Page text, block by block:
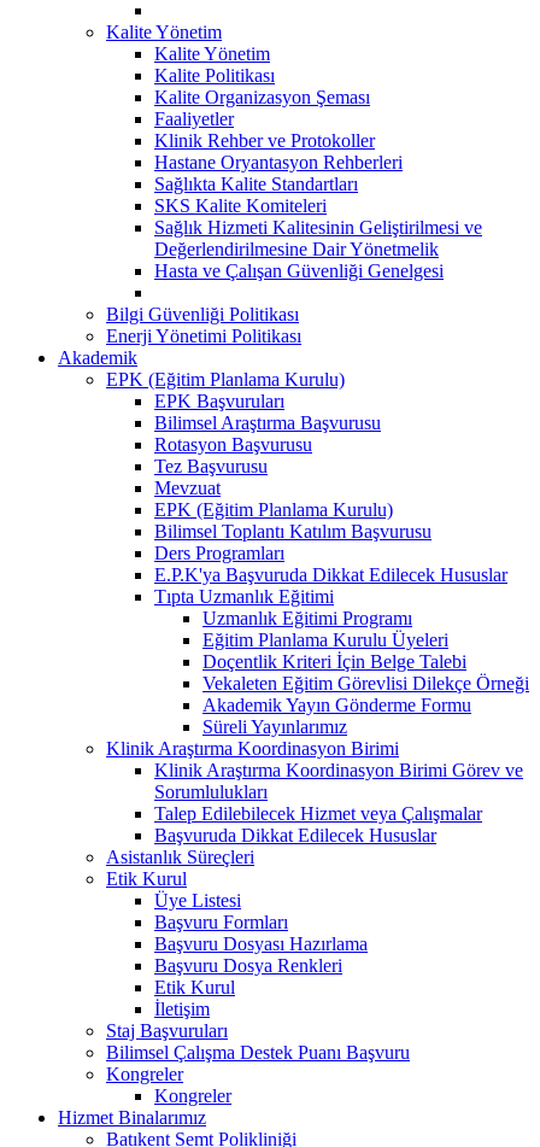
Kalite Yönetim
Kalite Yönetim
Kalite Politikası
Kalite Organizasyon Şeması
Faaliyetler
Klinik Rehber ve Protokoller
Hastane Oryantasyon Rehberleri
Sağlıkta Kalite Standartları
SKS Kalite Komiteleri
Sağlık Hizmeti Kalitesinin Geliştirilmesi ve
Değerlendirilmesine Dair Yönetmelik
Hasta ve Çalışan Güvenliği Genelgesi
Bilgi Güvenliği Politikası
Enerji Yönetimi Politikası
Akademik
EPK (Eğitim Planlama Kurulu)
EPK Başvuruları
Bilimsel Araştırma Başvurusu
Rotasyon Başvurusu
Tez Başvurusu
Mevzuat
EPK (Eğitim Planlama Kurulu)
Bilimsel Toplantı Katılım Başvurusu
Ders Programları
E.P.K'ya Başvuruda Dikkat Edilecek Hususlar
Tıpta Uzmanlık Eğitimi
Uzmanlık Eğitimi Programı
Eğitim Planlama Kurulu Üyeleri
Doçentlik Kriteri İçin Belge Talebi
Vekaleten Eğitim Görevlisi Dilekçe Örneği
Akademik Yayın Gönderme Formu
Süreli Yayınlarımız
Klinik Araştırma Koordinasyon Birimi
Klinik Araştırma Koordinasyon Birimi Görev ve
Sorumlulukları
Talep Edilebilecek Hizmet veya Çalışmalar
Başvuruda Dikkat Edilecek Hususlar
Asistanlık Süreçleri
Etik Kurul
Üye Listesi
Başvuru Formları
Başvuru Dosyası Hazırlama
Başvuru Dosya Renkleri
Etik Kurul
İletişim
Staj Başvuruları
Bilimsel Çalışma Destek Puanı Başvuru
Kongreler
Kongreler
Hizmet Binalarımız
Batıkent Semt Polikliniği